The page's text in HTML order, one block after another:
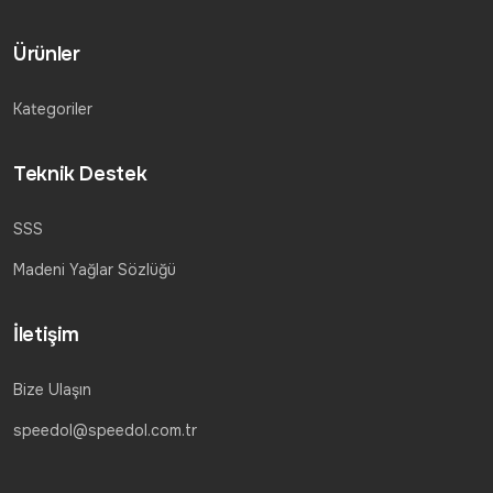
Ürünler
Kategoriler
Teknik Destek
SSS
Madeni Yağlar Sözlüğü
İletişim
Bize Ulaşın
speedol@speedol.com.tr